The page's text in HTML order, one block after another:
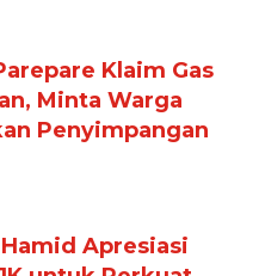
Klaim Gas
Minta Warga
Penyimpangan
Apresiasi